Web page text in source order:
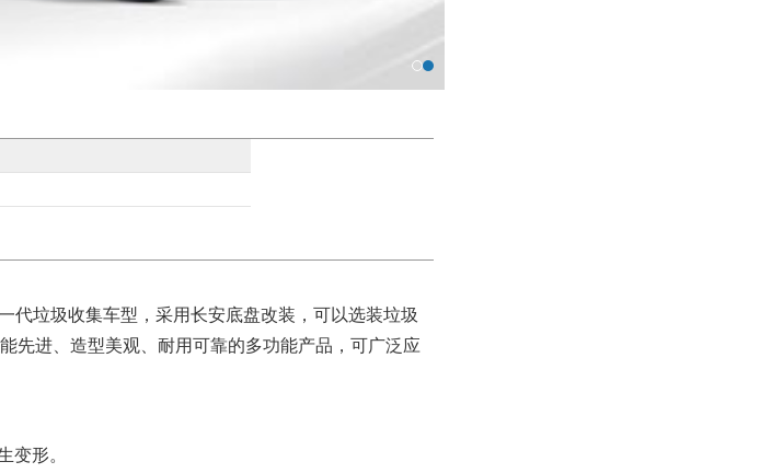
垃圾收集车型，采用长安底盘改装，可以选装垃圾
先进、造型美观、耐用可靠的多功能产品，可广泛应
形。